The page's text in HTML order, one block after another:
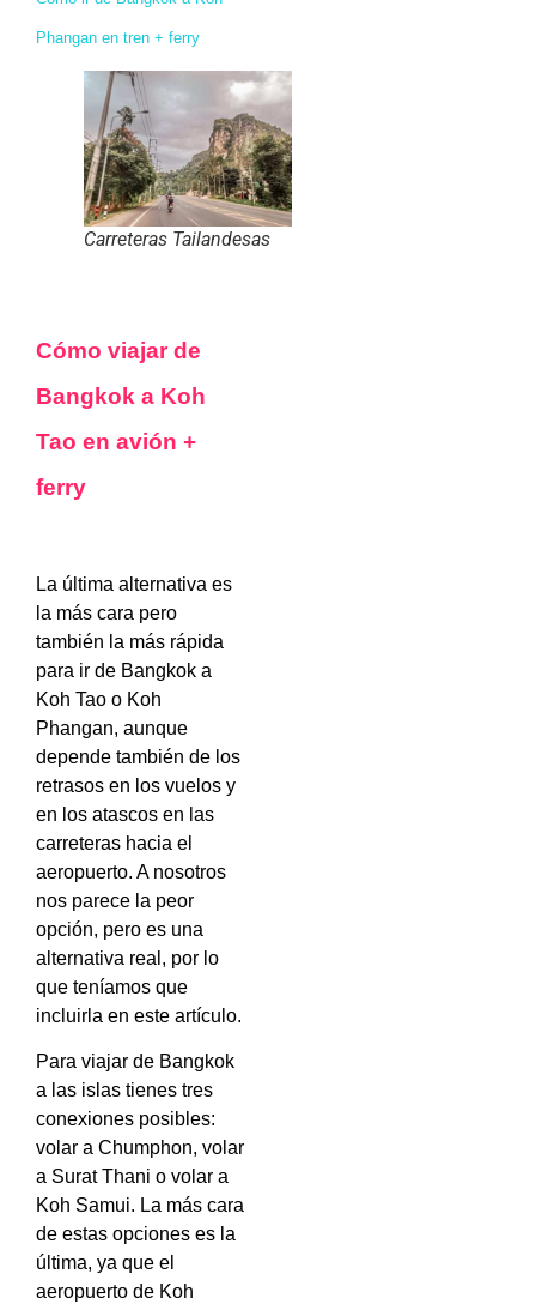
Phangan en tren + ferry
Carreteras Tailandesas
Cómo viajar de
Bangkok a Koh
Tao en avión +
ferry
La última alternativa es
la más cara pero
también la más rápida
para ir de Bangkok a
Koh Tao o Koh
Phangan, aunque
depende también de los
retrasos en los vuelos y
en los atascos en las
carreteras hacia el
aeropuerto. A nosotros
nos parece la peor
opción, pero es una
alternativa real, por lo
que teníamos que
incluirla en este artículo.
Para viajar de Bangkok
a las islas tienes tres
conexiones posibles:
volar a Chumphon, volar
a Surat Thani o volar a
Koh Samui. La más cara
de estas opciones es la
última, ya que el
aeropuerto de Koh